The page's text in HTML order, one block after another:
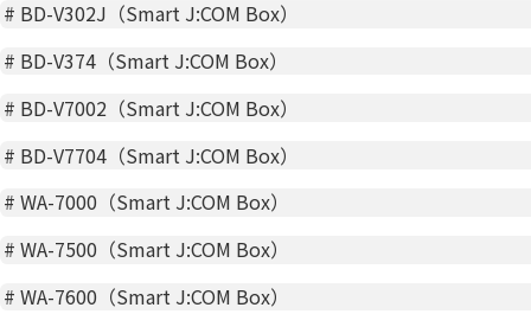
# BD-V302J（Smart J:COM Box）
# BD-V374（Smart J:COM Box）
# BD-V7002（Smart J:COM Box）
# BD-V7704（Smart J:COM Box）
#WA-7000（Smart J:COM Box）
#WA-7500（Smart J:COM Box）
#WA-7600（Smart J:COM Box）